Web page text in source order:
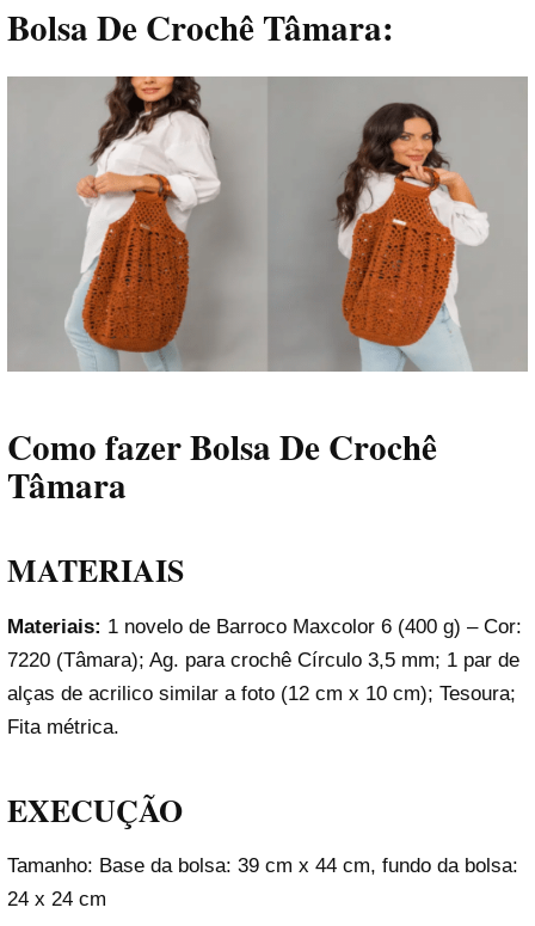
Bolsa De Crochê Tâmara:
Como fazer Bolsa De Crochê
Tâmara
MATERIAIS
Materiais: 1 novelo de Barroco Maxcolor 6 (400 g) – Cor:
7220 (Tâmara); Ag. para crochê Círculo 3,5 mm; 1 par de
alças de acrilico similar a foto (12 cm x 10 cm); Tesoura;
Fita métrica.
EXECUÇÃO
Tamanho: Base da bolsa: 39 cm x 44 cm, fundo da bolsa:
24 x 24 cm